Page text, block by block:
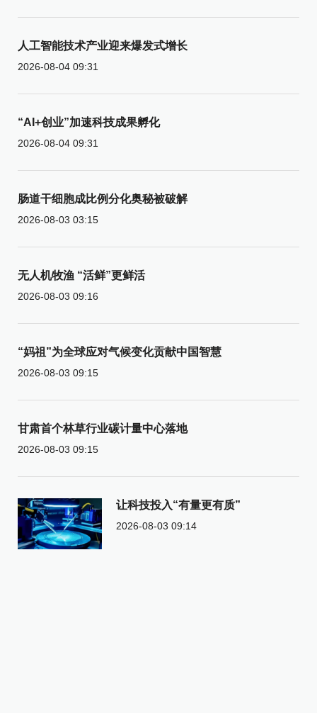
人工智能技术产业迎来爆发式增长
2026-08-04 09:31
“AI+创业”加速科技成果孵化
2026-08-04 09:31
肠道干细胞成比例分化奥秘被破解
2026-08-03 03:15
无人机牧渔 “活鲜”更鲜活
2026-08-03 09:16
“妈祖”为全球应对气候变化贡献中国智慧
2026-08-03 09:15
甘肃首个林草行业碳计量中心落地
2026-08-03 09:15
让科技投入“有量更有质”
2026-08-03 09:14